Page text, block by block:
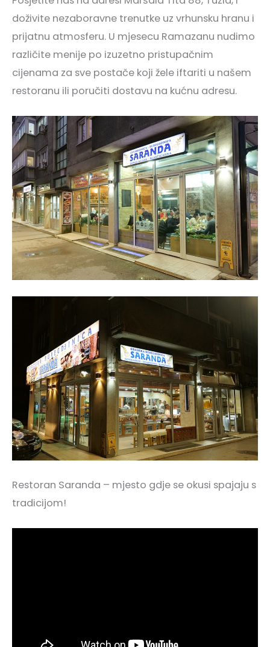
doživite nezaboravne trenutke uz vrhunsku hranu i
prijatnu atmosferu. U mjesecu Ramazanu nudimo
različite menije po izuzetno pristupačnim
cijenama za sve postače koji žele iftariti u našem
restoranu ili poručiti dostavu na kućnu adresu.
Restoran Saranda – mjesto gdje se okusi spajaju s
tradicijom!